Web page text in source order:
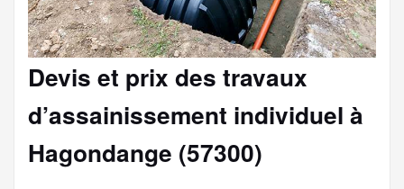
Devis et prix des travaux
d’assainissement individuel à
Hagondange (57300)